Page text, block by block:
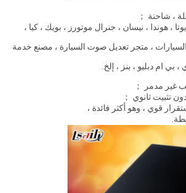
، هوندا ، نيسان ، جنرال موتورز ، بويك ، كيا ،
السيارات ، متجر تعديل صوت السيارة ، مصنع خدمة